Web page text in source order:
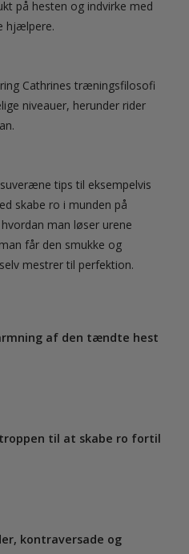
på hesten og indvirke med
hjælpere.
Cathrines træningsfilosofi
niveauer, herunder rider
tips til eksempelvis
skabe ro i munden på
man løser urene
får den smukke og
mestrer til perfektion.
af den tændte hest
til at skabe ro fortil
kontraversade og